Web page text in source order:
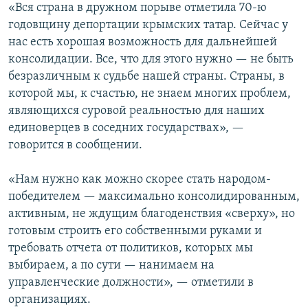
ELIFBE
УКРАИНСКАЯ ПРОБЛЕМА КРЫМА
Все сайты RFE/RL
«Вся страна в дружном порыве отметила 70-ю
годовщину депортации крымских татар. Сейчас у
нас есть хорошая возможность для дальнейшей
консолидации. Все, что для этого нужно — не быть
безразличным к судьбе нашей страны. Страны, в
которой мы, к счастью, не знаем многих проблем,
являющихся суровой реальностью для наших
единоверцев в соседних государствах», —
говорится в сообщении.
«Нам нужно как можно скорее стать народом-
победителем — максимально консолидированным,
активным, не ждущим благоденствия «сверху», но
готовым строить его собственными руками и
требовать отчета от политиков, которых мы
выбираем, а по сути — нанимаем на
управленческие должности», — отметили в
организациях.